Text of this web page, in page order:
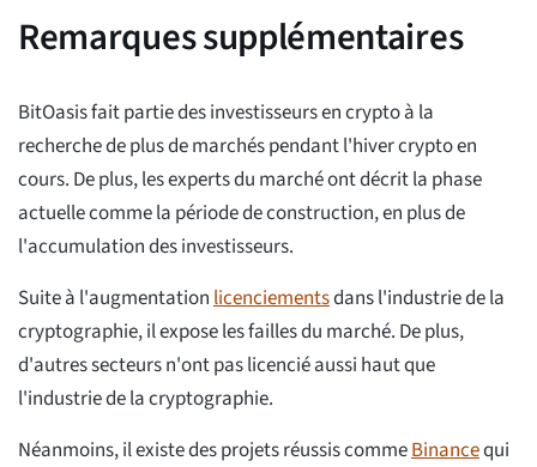
Remarques supplémentaires
BitOasis fait partie des investisseurs en crypto à la
recherche de plus de marchés pendant l'hiver crypto en
cours. De plus, les experts du marché ont décrit la phase
actuelle comme la période de construction, en plus de
l'accumulation des investisseurs.
Suite à l'augmentation licenciementsdans l'industrie de la
cryptographie, il expose les failles du marché. De plus,
d'autres secteurs n'ont pas licencié aussi haut que
l'industrie de la cryptographie.
Néanmoins, il existe des projets réussis commeBinancequi